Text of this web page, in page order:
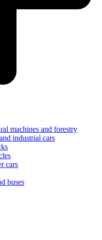
machines and forestry
industrial cars
cars
buses